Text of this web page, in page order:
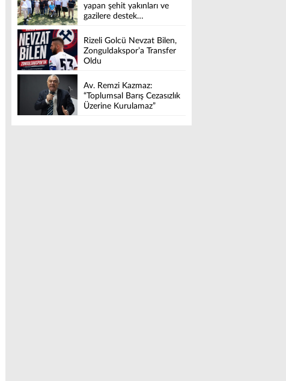
yapan şehit yakınları ve
gazilere destek…
Rizeli Golcü Nevzat Bilen,
Zonguldakspor’a Transfer
Oldu
Av. Remzi Kazmaz:
“Toplumsal Barış Cezasızlık
Üzerine Kurulamaz”